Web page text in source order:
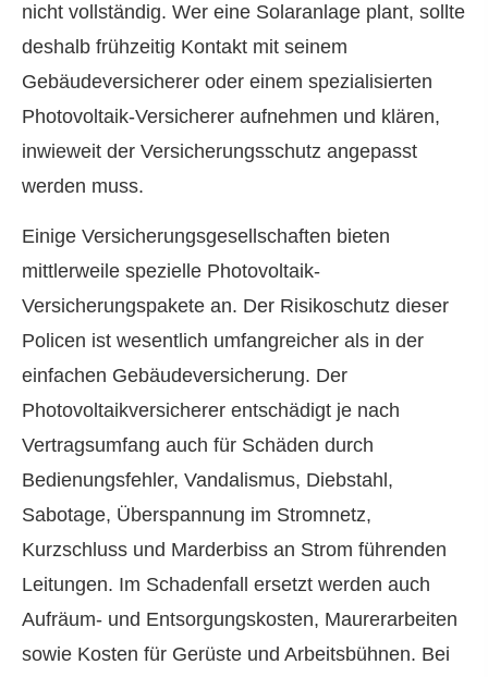
nicht vollständig. Wer eine Solaranlage plant, sollte
deshalb frühzeitig Kontakt mit seinem
Gebäudeversicherer oder einem spezialisierten
Photovoltaik-Versicherer aufnehmen und klären,
inwieweit der Versicherungsschutz angepasst
werden muss.
Einige Versicherungsgesellschaften bieten
mittlerweile spezielle Photovoltaik-
Versicherungspakete an. Der Risikoschutz dieser
Policen ist wesentlich umfangreicher als in der
einfachen Ge­bäude­ver­si­che­rung. Der
Photovoltaikversicherer entschädigt je nach
Vertragsumfang auch für Schäden durch
Bedienungsfehler, Vandalismus, Diebstahl,
Sabotage, Überspannung im Stromnetz,
Kurzschluss und Marderbiss an Strom führenden
Leitungen. Im Schadenfall ersetzt werden auch
Aufräum- und Entsorgungskosten, Maurerarbeiten
sowie Kosten für Gerüste und Arbeitsbühnen. Bei